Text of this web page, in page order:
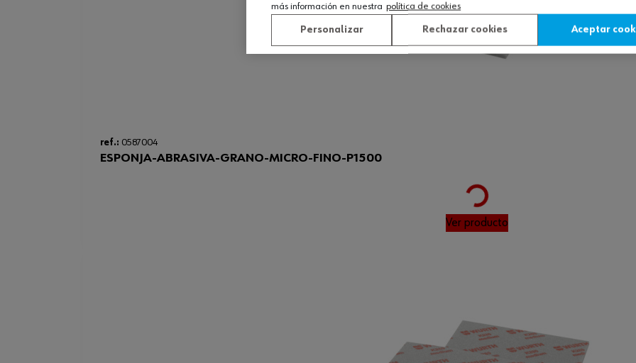
ref.: 0587004
ESPONJA-ABRASIVA-GRANO-MICRO-FINO-P1500
Ver producto
más información en nuestra política de cookies
Personalizar Rechazar cookies Aceptar